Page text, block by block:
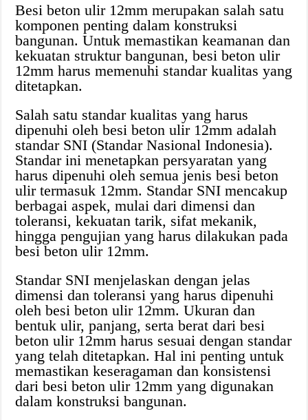
Besi beton ulir 12mm merupakan salah satu
komponen penting dalam konstruksi
bangunan. Untuk memastikan keamanan dan
kekuatan struktur bangunan, besi beton ulir
12mm harus memenuhi standar kualitas yang
ditetapkan.
Salah satu standar kualitas yang harus
dipenuhi oleh besi beton ulir 12mm adalah
standar SNI (Standar Nasional Indonesia).
Standar ini menetapkan persyaratan yang
harus dipenuhi oleh semua jenis besi beton
ulir termasuk 12mm. Standar SNI mencakup
berbagai aspek, mulai dari dimensi dan
toleransi, kekuatan tarik, sifat mekanik,
hingga pengujian yang harus dilakukan pada
besi beton ulir 12mm.
Standar SNI menjelaskan dengan jelas
dimensi dan toleransi yang harus dipenuhi
oleh besi beton ulir 12mm. Ukuran dan
bentuk ulir, panjang, serta berat dari besi
beton ulir 12mm harus sesuai dengan standar
yang telah ditetapkan. Hal ini penting untuk
memastikan keseragaman dan konsistensi
dari besi beton ulir 12mm yang digunakan
dalam konstruksi bangunan.